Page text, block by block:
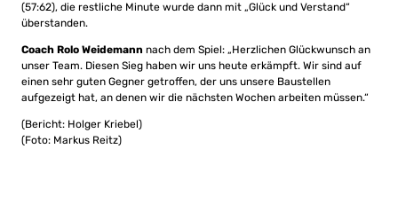
(57:62), die restliche Minute wurde dann mit „Glück und Verstand“
überstanden.
Coach Rolo Weidemann nach dem Spiel: „Herzlichen Glückwunsch an
unser Team. Diesen Sieg haben wir uns heute erkämpft. Wir sind auf
einen sehr guten Gegner getroffen, der uns unsere Baustellen
aufgezeigt hat, an denen wir die nächsten Wochen arbeiten müssen.“
(Bericht: Holger Kriebel)
(Foto: Markus Reitz)